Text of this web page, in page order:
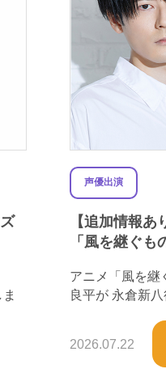
声優出演
【追加情報
「風を継ぐも
アニメ「風を継
良平が 永倉新八
2026.07.22